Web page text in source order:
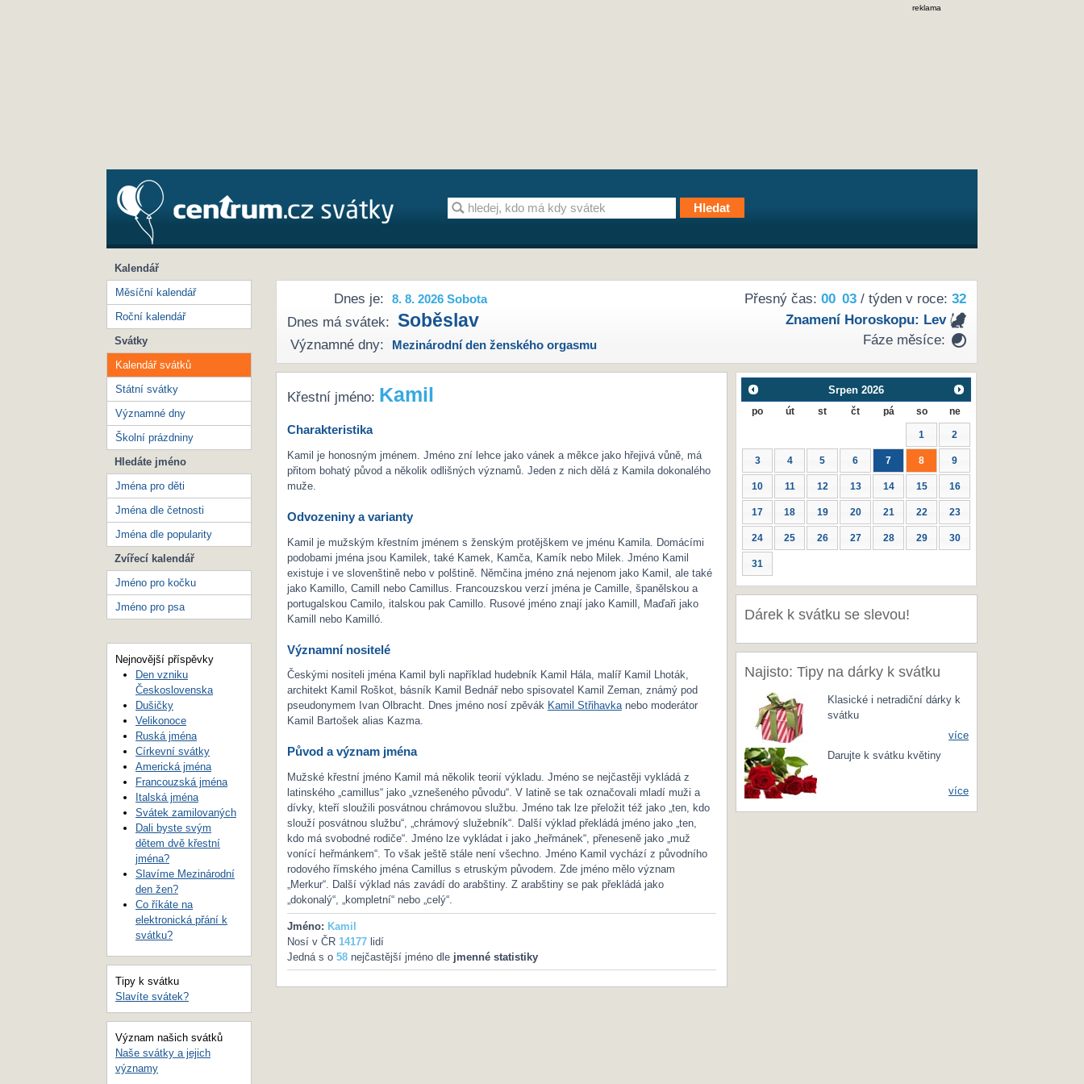
reklama
Přesný čas: 00 03/ týden v roce: 32
Znamení Horoskopu: Lev
Fáze měsíce:
Dnes je: 8. 8. 2026 Sobota
Dnes má svátek: Soběslav
Významné dny: Mezinárodní den ženského orgasmu
Křestní jméno: Kamil
Charakteristika
Kamil je honosným jménem. Jméno zní lehce jako vánek a měkce jako hřejivá vůně, má
přitom bohatý původ a několik odlišných významů. Jeden z nich dělá z Kamila dokonalého
muže.
Odvozeniny a varianty
Kamil je mužským křestním jménem s ženským protějškem ve jménu Kamila. Domácími
podobami jména jsou Kamilek, také Kamek, Kamča, Kamík nebo Milek. Jméno Kamil
existuje i ve slovenštině nebo v polštině. Němčina jméno zná nejenom jako Kamil, ale také
jako Kamillo, Camill nebo Camillus. Francouzskou verzí jména je Camille, španělskou a
portugalskou Camilo, italskou pak Camillo. Rusové jméno znají jako Kamill, Maďaři jako
Kamill nebo Kamilló.
Významní nositelé
Českými nositeli jména Kamil byli například hudebník Kamil Hála, malíř Kamil Lhoták,
architekt Kamil Roškot, básník Kamil Bednář nebo spisovatel Kamil Zeman, známý pod
pseudonymem Ivan Olbracht. Dnes jméno nosí zpěvák Kamil Střihavkanebo moderátor
Kamil Bartošek alias Kazma.
Původ a význam jména
Mužské křestní jméno Kamil má několik teorií výkladu. Jméno se nejčastěji vykládá z
latinského „camillus“ jako „vznešeného původu“. V latině se tak označovali mladí muži a
dívky, kteří sloužili posvátnou chrámovou službu. Jméno tak lze přeložit též jako „ten, kdo
slouží posvátnou službu“, „chrámový služebník“. Další výklad překládá jméno jako „ten,
kdo má svobodné rodiče“. Jméno lze vykládat i jako „heřmánek“, přeneseně jako „muž
vonící heřmánkem“. To však ještě stále není všechno. Jméno Kamil vychází z původního
rodového římského jména Camillus s etruským původem. Zde jméno mělo význam
„Merkur“. Další výklad nás zavádí do arabštiny. Z arabštiny se pak překládá jako
„dokonalý“, „kompletní“ nebo „celý“.
Jméno: Kamil
Nosí v ČR 14177lidí
Jedná s o 58nejčastější jméno dle jmenné statistiky
Srpen 2026
po út st čt pá so ne
1 2
3 4 5 6 7 8 9
10 11 12 13 14 15 16
17 18 19 20 21 22 23
24 25 26 27 28 29 30
31
Dárek k svátku se slevou!
Najisto: Tipy na dárky k svátku
Klasické i netradiční dárky k
svátku
více
Darujte k svátku květiny
více
Kalendář
Měsíční kalendář
Roční kalendář
Svátky
Kalendář svátků
Státní svátky
Významné dny
Školní prázdniny
Hledáte jméno
Jména pro děti
Jména dle četnosti
Jména dle popularity
Zvířecí kalendář
Jméno pro kočku
Jméno pro psa
Nejnovější příspěvky
Den vzniku
Československa
Dušičky
Velikonoce
Ruská jména
Církevní svátky
Americká jména
Francouzská jména
Italská jména
Svátek zamilovaných
Dali byste svým
dětem dvě křestní
jména?
Slavíme Mezinárodní
den žen?
Co říkáte na
elektronická přání k
svátku?
Tipy k svátku
Slavíte svátek?
Význam našich svátků
Naše svátky a jejich
významy